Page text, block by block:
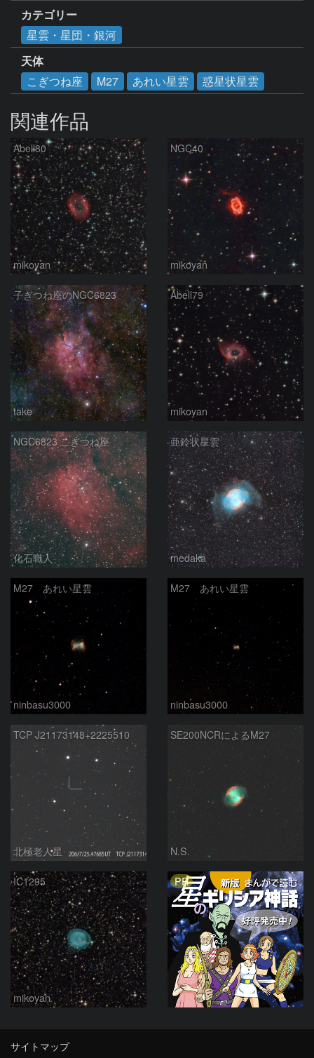
カテゴリー
星雲・星団・銀河
天体
こぎつね座
M27 あれい星雲 惑星状星雲
関連作品
Abell80
mikoyan
NGC40
mikoyan
子ぎつね座のNGC6823
take
Abell79
mikoyan
NGC6823 こぎつね座
化石職人
亜鈴状星雲
medaka
M27 あれい星雲
ninbasu3000
M27 あれい星雲
ninbasu3000
TCP J21173148+2225510
北極老人星
SE200NCRによるM27
N.S.
IC1295
mikoyan
PR
サイトマップ